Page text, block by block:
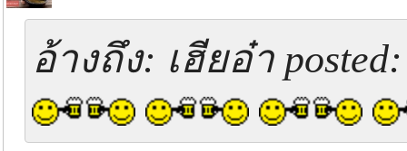
อ้างถึง: เฮียอ๋า